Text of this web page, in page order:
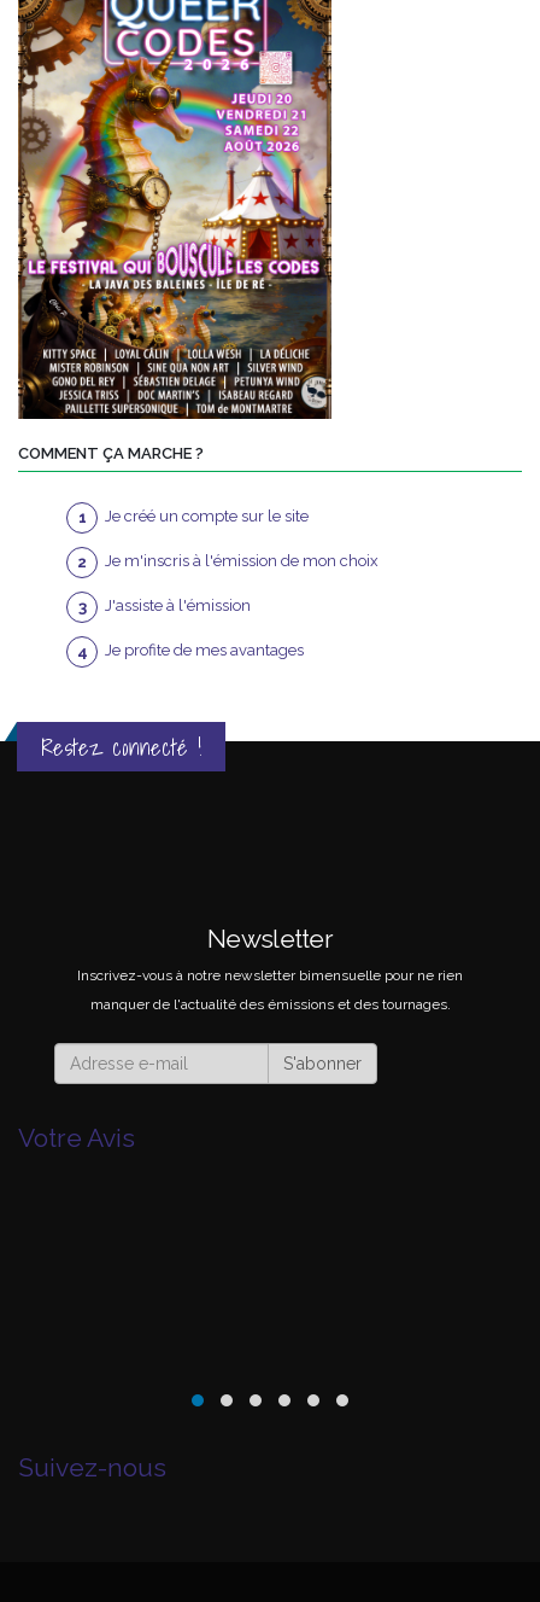
COMMENT ÇA MARCHE ?
Je créé un compte sur le site
Je m'inscris à l'émission de mon choix
J'assiste à l'émission
Je profite de mes avantages
Restez connecté !
Newsletter
Inscrivez-vous à notre newsletter bimensuelle pour ne rien
manquer de l'actualité des émissions et des tournages.
S'abonner
Votre Avis
Suivez-nous